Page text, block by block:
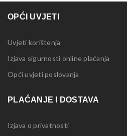
OPĆI UVJETI
Uvjeti korištenja
Izjava sigurnosti online plaćanja
Opći uvjeti poslovanja
PLAĆANJE I DOSTAVA
Izjava o privatnosti